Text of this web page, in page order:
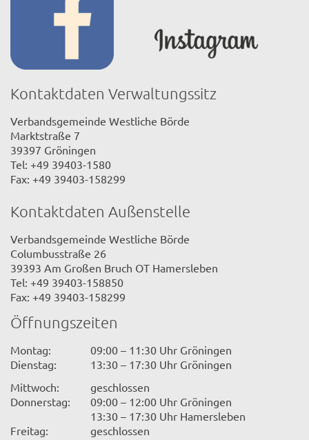
Kontaktdaten Verwaltungssitz
Verbandsgemeinde Westliche Börde
Marktstraße 7
39397 Gröningen
Tel: +49 39403-1580
Fax: +49 39403-158299
Kontaktdaten Außenstelle
Verbandsgemeinde Westliche Börde
Columbusstraße 26
39393 Am Großen Bruch OT Hamersleben
Tel: +49 39403-158850
Fax: +49 39403-158299
Öffnungszeiten
Montag:
09:00 – 11:30 Uhr Gröningen
Dienstag:
13:30 – 17:30 Uhr Gröningen
Mittwoch:
geschlossen
Donnerstag:
09:00 – 12:00 Uhr Gröningen
13:30 – 17:30 Uhr Hamersleben
Freitag:
geschlossen